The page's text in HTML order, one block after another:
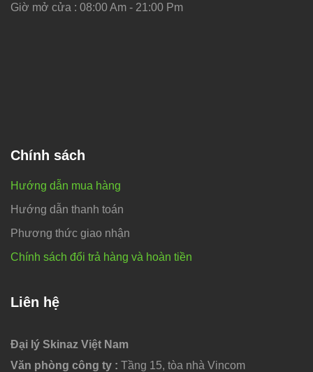
Giờ mở cửa : 08:00 Am - 21:00 Pm
Chính sách
Hướng dẫn mua hàng
Hướng dẫn thanh toán
Phương thức giao nhận
Chính sách đổi trả hàng và hoàn tiền
Liên hệ
Đại lý Skinaz Việt Nam
Văn phòng công ty : Tầng 15, tòa nhà Vincom